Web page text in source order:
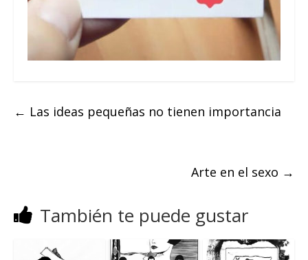
← Las ideas pequeñas no tienen importancia
Arte en el sexo →
También te puede gustar